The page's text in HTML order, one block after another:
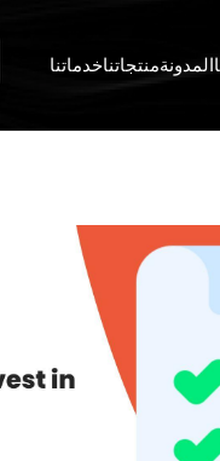
المدونةمنتجاتناخدماتنا